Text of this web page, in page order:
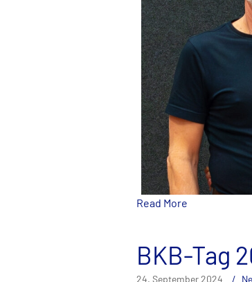
Read More
BKB-Tag
24. September 2024